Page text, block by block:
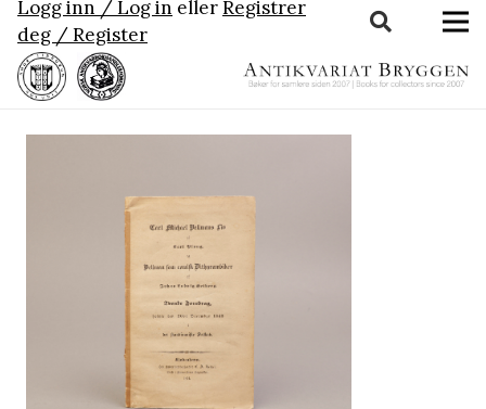
Logg inn / Log in ellerRegistrer
deg / Register